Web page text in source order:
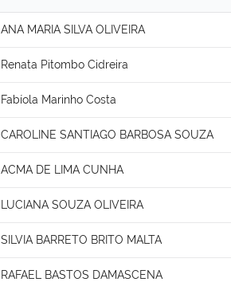
ANA MARIA SILVA OLIVEIRA
Renata Pitombo Cidreira
Fabíola Marinho Costa
CAROLINE SANTIAGO BARBOSA SOUZA
ACMA DE LIMA CUNHA
LUCIANA SOUZA OLIVEIRA
SILVIA BARRETO BRITO MALTA
RAFAEL BASTOS DAMASCENA